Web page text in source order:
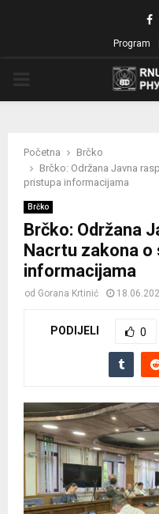
Program
Početna
Brčko
Brčko: Održana Javna
pristupa informacijama
Brčko
Brčko: Održana
Nacrtu zakona
informacijama
od Gorana Krtinić
PODIJELI 0